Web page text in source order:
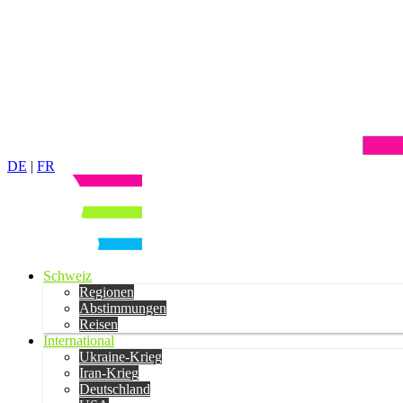
DE | FR
Schweiz
Regionen
Abstimmungen
Reisen
International
Ukraine-Krieg
Iran-Krieg
Deutschland